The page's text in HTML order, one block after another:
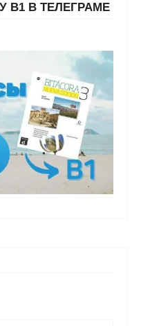
В1 В ТЕЛЕГРАМЕ